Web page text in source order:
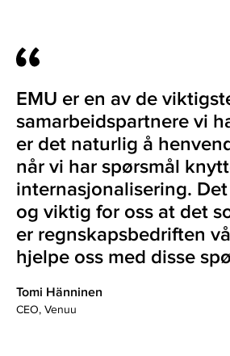
EMU er en av de
samarbeidspartnere vi
er det naturlig å
når vi har spørsmål
internasjonalisering.
og viktig for oss at det
er regnskapsbedriften
hjelpe oss med disse
Tomi Hänninen
CEO, Venuu